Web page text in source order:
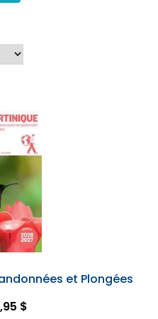
et Plongées
$